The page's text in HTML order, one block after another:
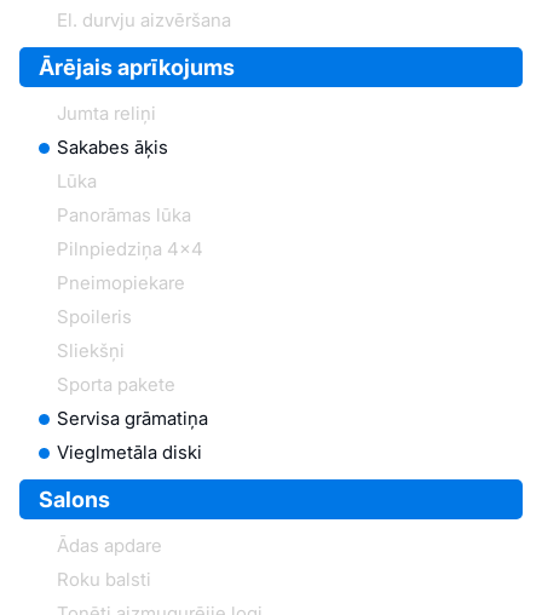
El. durvju aizvēršana
Ārējais aprīkojums
Jumta reliņi
Sakabes āķis
Lūka
Panorāmas lūka
Pilnpiedziņa 4x4
Pneimopiekare
Spoileris
Sliekšņi
Sporta pakete
Servisa grāmatiņa
Vieglmetāla diski
Salons
Ādas apdare
Roku balsti